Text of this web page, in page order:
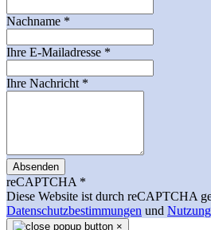
Nachname *
Ihre E-Mailadresse *
Ihre Nachricht *
Absenden
reCAPTCHA *
Diese Website ist durch reCAPTCHA
Datenschutzbestimmungen und
×